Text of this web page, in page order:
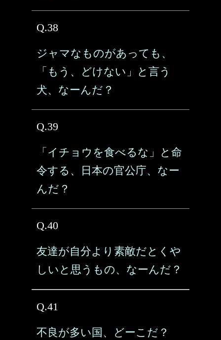
Q.38
ジャマなものがあっても、
「もう、どけない」と言う
犬、なーんだ？
Q.39
「イチョウを食べるな」と命
令する、日本の官公庁、なー
んだ？
Q.40
友達が自分より素敵だとくや
しいと思うもの、なーんだ？
Q.41
不良が多い国、どーこだ？